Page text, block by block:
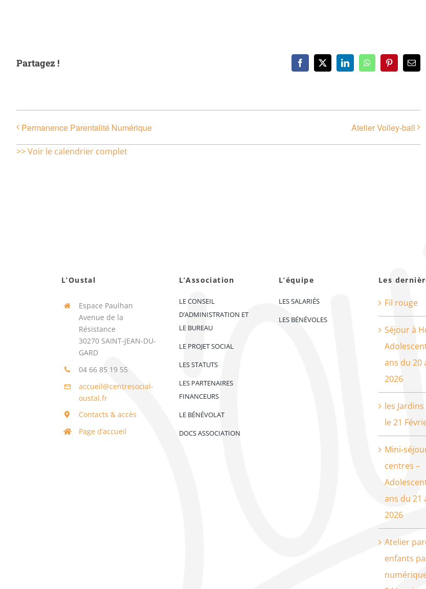
Partagez ! Facebook
X LinkedInWhatsAppPinterestEmail
Permanence Parentalité Numérique Atelier Volley-ball
>> Voir le calendrier complet
L’Oustal
Espace Paulhan
Avenue de la
Résistance
30270 SAINT-JEAN-DU-
GARD
04 66 85 19 55
accueil@centresocial-
oustal.fr
Contacts & accès
Page d’accueil
L’Association
LE CONSEIL
D’ADMINISTRATION ET
LE BUREAU
LE PROJET SOCIAL
LES STATUTS
LES PARTENAIRES
FINANCEURS
LE BÉNÉVOLAT
DOCS ASSOCIATION
L’équipe
LES SALARIÉS
LES BÉNÉVOLES
Les
Fil rouge
Séjour à
ans du 20
2026
les
le 21
Mini-
centres –
ans du 21
2026
Atelier
enfants